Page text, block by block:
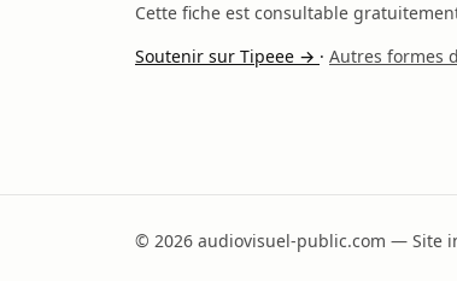
Cette fiche est consultable
Soutenir sur Tipeee → · Autres formes
© 2026 audiovisuel-public.com — Site